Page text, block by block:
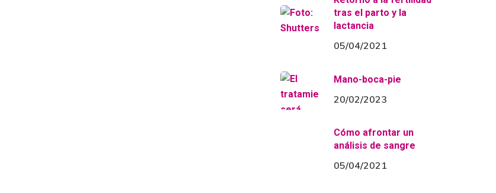
tras el parto y la
lactancia
05/04/2021
Mano-boca-pie
20/02/2023
Cómo afrontar un
análisis de sangre
05/04/2021